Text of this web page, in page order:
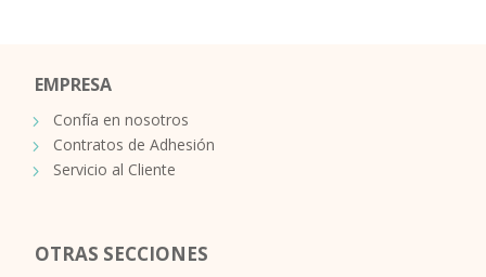
EMPRESA
Confía en nosotros
Contratos de Adhesión
Servicio al Cliente
OTRAS SECCIONES